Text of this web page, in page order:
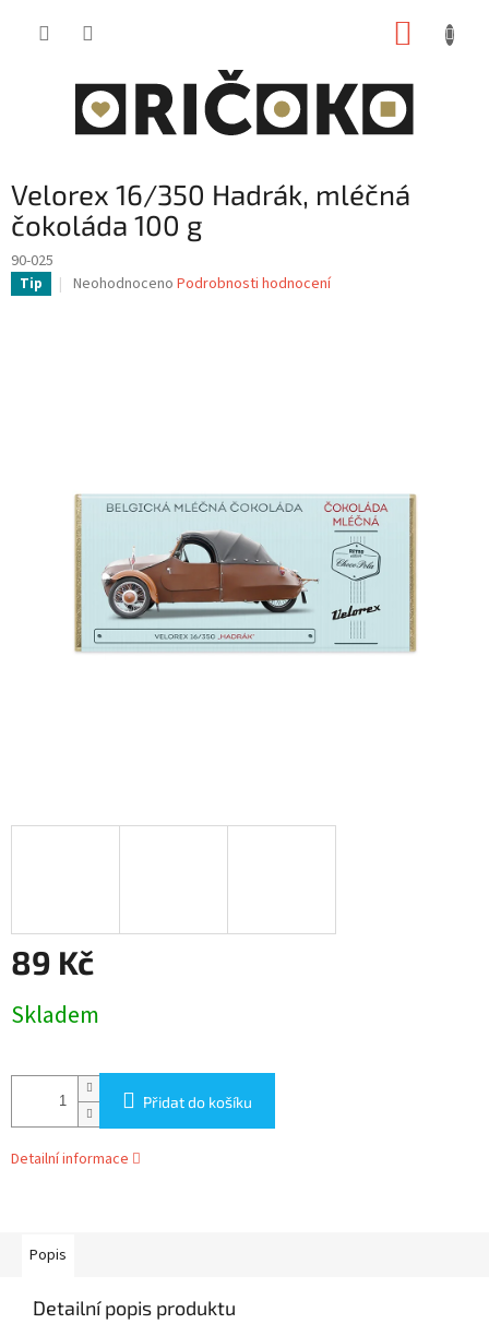
Velorex 16/350 Hadrák, mléčná
čokoláda 100 g
90-025
Tip
Průměrné
Neohodnoceno Podrobnosti hodnocení
89 Kč
cena:
Skladem
Přidat do košíku
Detailní informace
Popis
Detailní popis produktu